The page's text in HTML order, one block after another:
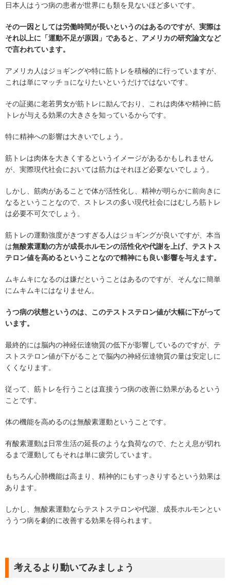
日本人はうつ病の患者が世界にも類を見ないほど多いです。
その一因としては労働時間が長いというのはあるのですが、実際は
それ以上に「運動不足が原因」であると、アメリカの研究論文など
で言われています。
アメリカ人はジョギングや特に筋トレを積極的に行っていますが、
これは単にマッチョになりたいというだけではないです。
その証拠に老若男女が筋トレに励んでおり、これは肉体や精神に筋
トレが与える効果の大きさを知っているからです。
特に精神への影響は大きいでしょう。
筋トレは肉体を大きくするというイメージがあるかもしれません
が、実際現代社会においては筋力はそれほど必要ないでしょう。
しかし、筋肉があることで体が活性化し、精神が明らかに前向きに
なるということなので、ストレスの多い現代社会にはむしろ筋トレ
は必要不可欠でしょう。
筋トレの運動強度がきつすぎる人はジョギングが良いですが、本当
は無酸素運動の方が成長ホルモンの活性化や代謝を上げ、テストス
テロン値を高めるということなので精神にも良い影響を与えます。
ムキムキになるのは嫌だということはあるのですが、そんなに簡単
にムキムキにはなりません。
うつ病の状態というのは、このテストステロン値が大幅に下がって
います。
最終的には脳内の神経伝達物質の低下が影響しているのですが、テ
ストステロン値が下がることで脳内の神経伝達物質の量は安定しに
くくなります。
従って、筋トレを行うことは直接うつ病の改善に効果があるという
ことです。
体の機能を高めるのは無酸素運動ということです。
有酸素運動は日常生活の延長のような負荷なので、たとえ息が切れ
るまで運動してもそれは単に疲労しています。
もちろん心肺機能は高まり、精神的にもすっきりするという効果は
あります。
しかし、無酸素運動ならテストステロンや代謝、成長ホルモンとい
ううつ病を劇的に改善する効果を得られます。
考えるより動いてみましょう